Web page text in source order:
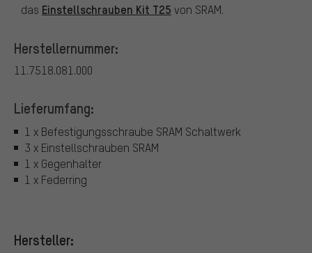
das Einstellschrauben Kit T25 von SRAM.
Herstellernummer:
11.7518.081.000
Lieferumfang:
1 x Befestigungsschraube SRAM Schaltwerk
3 x Einstellschrauben SRAM
1 x Gegenhalter
1 x Federring
Hersteller: